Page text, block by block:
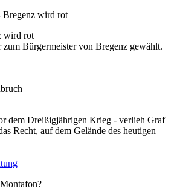
wird rot
Bürgermeister von Bregenz gewählt.
dem Dreißigjährigen Krieg - verlieh Graf
Recht, auf dem Gelände des heutigen